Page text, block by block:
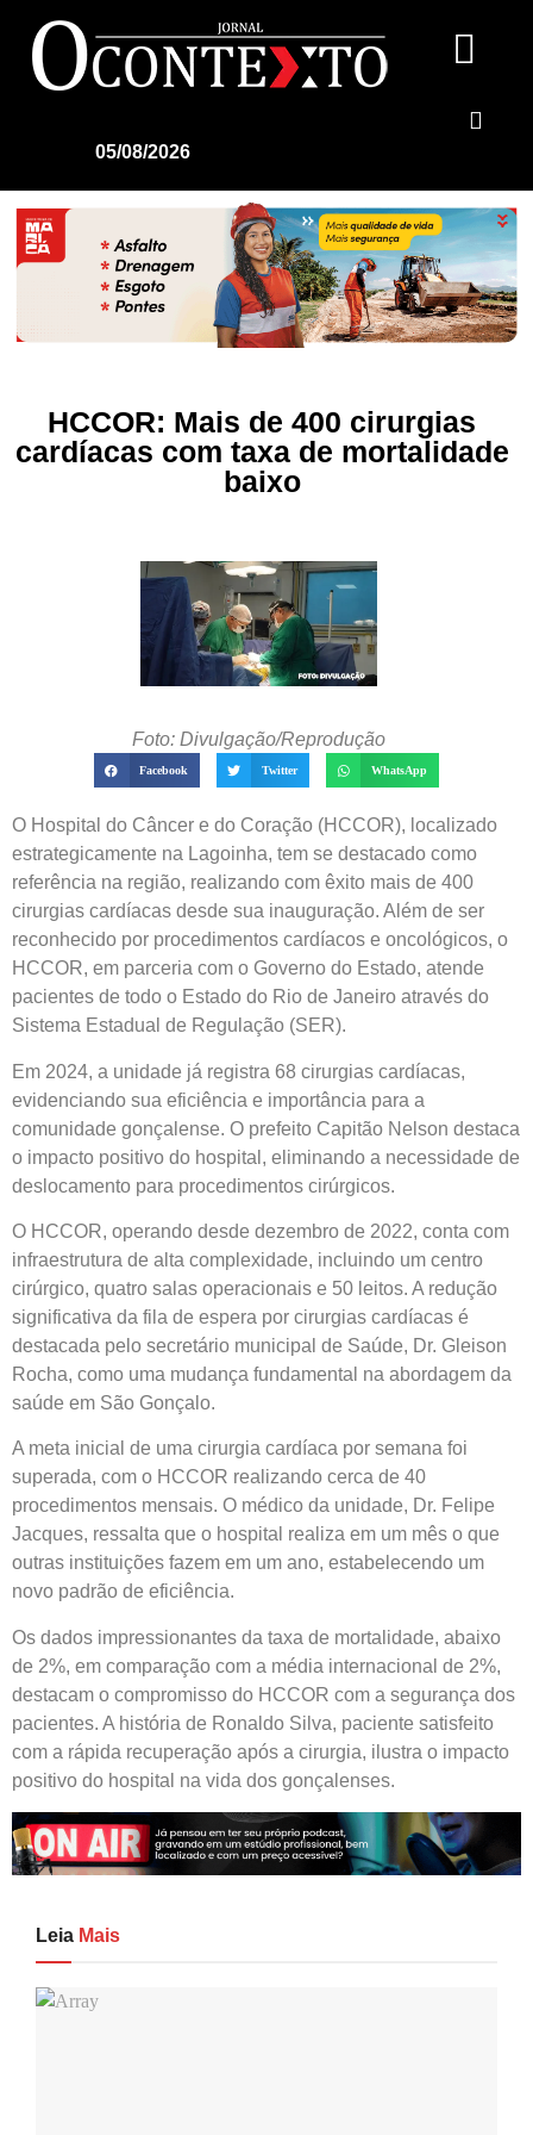
05/08/2026
HCCOR: Mais de 400 cirurgias
cardíacas com taxa de mortalidade
baixo
Foto: Divulgação/Reprodução
Facebook Twitter WhatsApp
O Hospital do Câncer e do Coração (HCCOR), localizado
estrategicamente na Lagoinha, tem se destacado como
referência na região, realizando com êxito mais de 400
cirurgias cardíacas desde sua inauguração. Além de ser
reconhecido por procedimentos cardíacos e oncológicos, o
HCCOR, em parceria com o Governo do Estado, atende
pacientes de todo o Estado do Rio de Janeiro através do
Sistema Estadual de Regulação (SER).
Em 2024, a unidade já registra 68 cirurgias cardíacas,
evidenciando sua eficiência e importância para a
comunidade gonçalense. O prefeito Capitão Nelson destaca
o impacto positivo do hospital, eliminando a necessidade de
deslocamento para procedimentos cirúrgicos.
O HCCOR, operando desde dezembro de 2022, conta com
infraestrutura de alta complexidade, incluindo um centro
cirúrgico, quatro salas operacionais e 50 leitos. A redução
significativa da fila de espera por cirurgias cardíacas é
destacada pelo secretário municipal de Saúde, Dr. Gleison
Rocha, como uma mudança fundamental na abordagem da
saúde em São Gonçalo.
A meta inicial de uma cirurgia cardíaca por semana foi
superada, com o HCCOR realizando cerca de 40
procedimentos mensais. O médico da unidade, Dr. Felipe
Jacques, ressalta que o hospital realiza em um mês o que
outras instituições fazem em um ano, estabelecendo um
novo padrão de eficiência.
Os dados impressionantes da taxa de mortalidade, abaixo
de 2%, em comparação com a média internacional de 2%,
destacam o compromisso do HCCOR com a segurança dos
pacientes. A história de Ronaldo Silva, paciente satisfeito
com a rápida recuperação após a cirurgia, ilustra o impacto
positivo do hospital na vida dos gonçalenses.
Leia Mais